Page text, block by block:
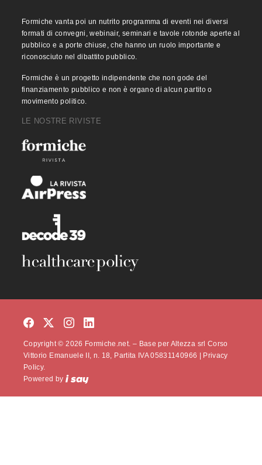
Formiche vanta poi un nutrito programma di eventi nei diversi
formati di convegni, webinair, seminari e tavole rotonde aperte al
pubblico e a porte chiuse, che hanno un ruolo importante e
riconosciuto nel dibattito pubblico.
Formiche è un progetto indipendente che non gode del
finanziamento pubblico e non è organo di alcun partito o
movimento politico.
LE NOSTRE RIVISTE
Copyright © 2026 Formiche.net. – Base per Altezza srl Corso
Vittorio Emanuele II, n. 18, Partita IVA 05831140966 |
Privacy
Policy.
Powered by